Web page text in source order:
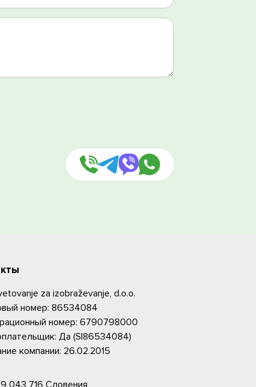
za izobraževanje, d.o.o.
номер: 86534084
номер: 6790798000
Да (SI86534084)
компании: 26.02.2015